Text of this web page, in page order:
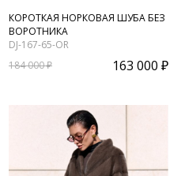
КОРОТКАЯ НОРКОВАЯ ШУБА БЕЗ
ВОРОТНИКА
DJ-167-65-OR
184 000 ₽
163 000 ₽